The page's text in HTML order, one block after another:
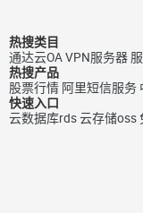
热搜类目
通达云OAVPN服务器
热搜产品
股票行情 阿里短信服务
快速入口
云数据库rds云存储oss